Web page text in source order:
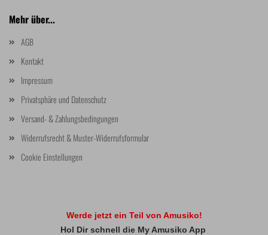
Mehr über...
AGB
Kontakt
Impressum
Privatsphäre und Datenschutz
Versand- & Zahlungsbedingungen
Widerrufsrecht & Muster-Widerrufsformular
Cookie Einstellungen
Werde jetzt ein Teil von Amusiko!
Hol Dir schnell die My Amusiko App